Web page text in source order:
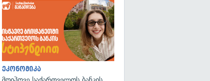
გადახედვა
ეკონომიკა